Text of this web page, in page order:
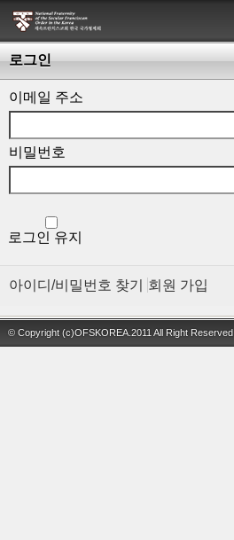
로그인
이메일 주소
비밀번호
로그인 유지
아이디/비밀번호 찾기 회원 가입
© Copyright (c)OFSKOREA.2011 All Right Reserved.